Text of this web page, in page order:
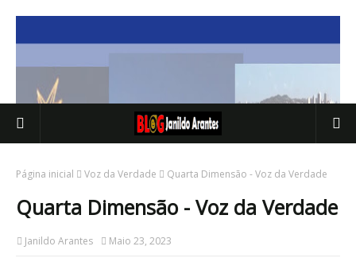
Página inicial Voz da Verdade Quarta Dimensão - Voz da Verdade
Quarta Dimensão - Voz da Verdade
Janildo Arantes Maio 23, 2023